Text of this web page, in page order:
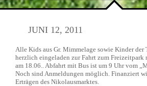
JUNI 12, 2011
Alle Kids aus Gr. Mimmelage sowie Kinder
herzlich eingeladen zur Fahrt zum Freizeitpark
am 18.06.. Abfahrt mit Bus ist um 9 Uhr vom
Noch sind Anmeldungen möglich. Finanziert
Erträgen des Nikolausmarktes.